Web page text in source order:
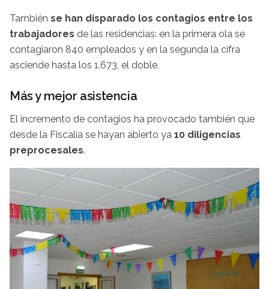
También se han disparado los contagios entre los
trabajadores de las residencias: en la primera ola se
contagiaron 840 empleados y en la segunda la cifra
asciende hasta los 1.673, el doble.
Más y mejor asistencia
El incremento de contagios ha provocado también que
desde la Fiscalía se hayan abierto ya 10 diligencias
preprocesales.